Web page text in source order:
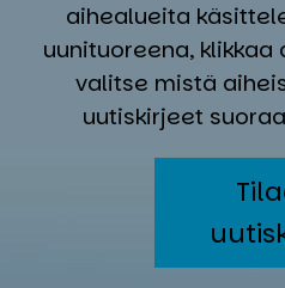
aihealueita
uunituoreena,
valitse mistä
uutiskirjeet